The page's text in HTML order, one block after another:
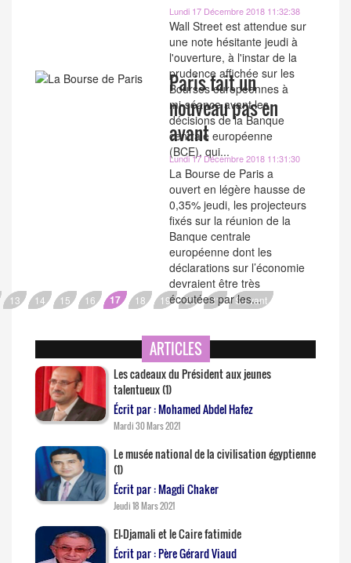
Lundi 17 Décembre 2018 11:32:38
Wall Street est attendue sur
une note hésitante jeudi à
l'ouverture, à l'instar de la
prudence affichée sur les
Bourses européennes à
mi-séance avant les
décisions de la Banque
centrale européenne
(BCE), qui...
Paris fait un
nouveau pas en
avant
Lundi 17 Décembre 2018 11:31:30
La Bourse de Paris a
ouvert en légère hausse de
0,35% jeudi, les projecteurs
fixés sur la réunion de la
Banque centrale
européenne dont les
déclarations sur l’économie
devraient être très
écoutées par les...
13 14 15 16 17 18 19 20 21 Suivant
ARTICLES
Les cadeaux du Président aux jeunes
talentueux (1)
Écrit par : Mohamed Abdel Hafez
Mardi 30 Mars 2021
Le musée national de la civilisation égyptienne
(1)
Écrit par : Magdi Chaker
Jeudi 18 Mars 2021
El-Djamali et le Caire fatimide
Écrit par : Père Gérard Viaud